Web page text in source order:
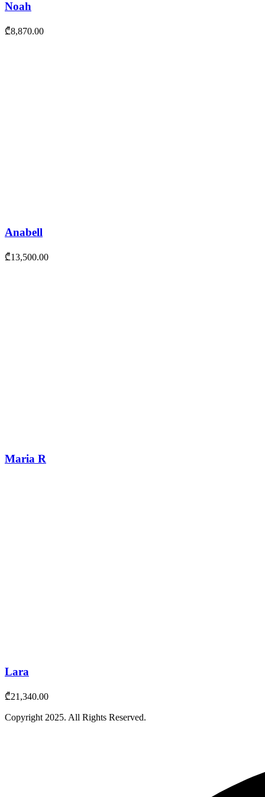
Noah
₾8,870.00
Anabell
₾13,500.00
Maria R
Lara
₾21,340.00
Copyright 2025. All Rights Reserved.